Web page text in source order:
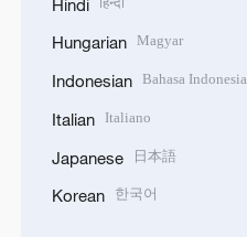
Hindi
Hungarian Magyar
Indonesian Bahasa Indonesia
Italian Italiano
Japanese 日本語
Korean 한국어